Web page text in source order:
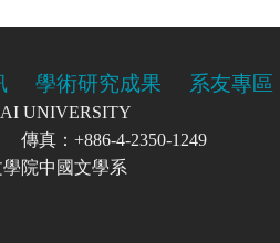
學術研究成果 系友專區
UNIVERSITY
) 傳真：+886-4-2350-1249
院中國文學系